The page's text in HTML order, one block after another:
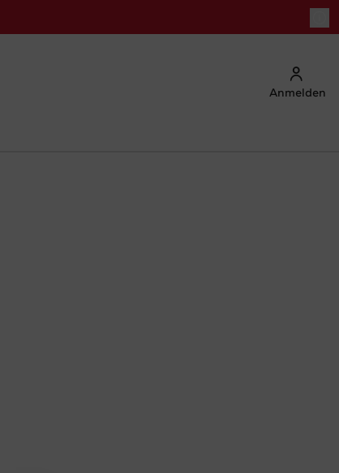
Anmelden